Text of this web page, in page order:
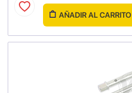
AÑADIR AL CARRITO